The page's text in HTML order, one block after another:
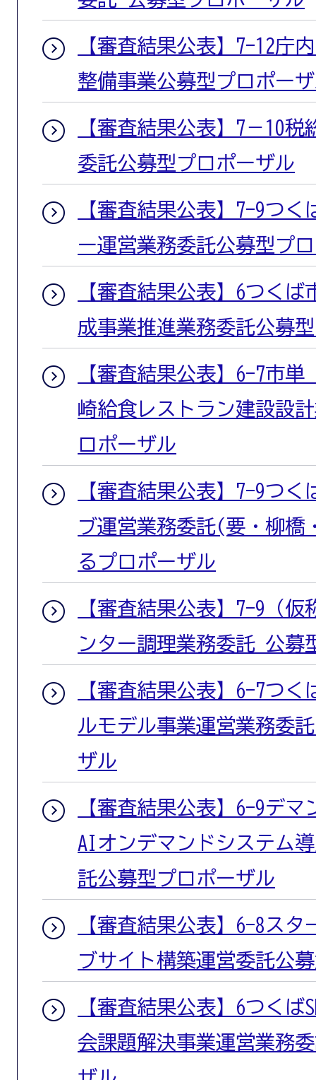
【審査結果公表】7-12庁
整備事業公募型プロポー
【審査結果公表】7－10
委託公募型プロポーザル
【審査結果公表】7-9つ
ー運営業務委託公募型プ
【審査結果公表】6つく
成事業推進業務委託公募
【審査結果公表】6-7市
崎給食レストラン建設設
ロポーザル
【審査結果公表】7-9つ
ブ運営業務委託(要・柳橋
るプロポーザル
【審査結果公表】7-9（
ンター調理業務委託 公募
【審査結果公表】6-7つ
ルモデル事業運営業務委
ザル
【審査結果公表】6-9デ
AIオンデマンドシステム
託公募型プロポーザル
【審査結果公表】6-8ス
ブサイト構築運営委託公
【審査結果公表】6つくば
会課題解決事業運営業務